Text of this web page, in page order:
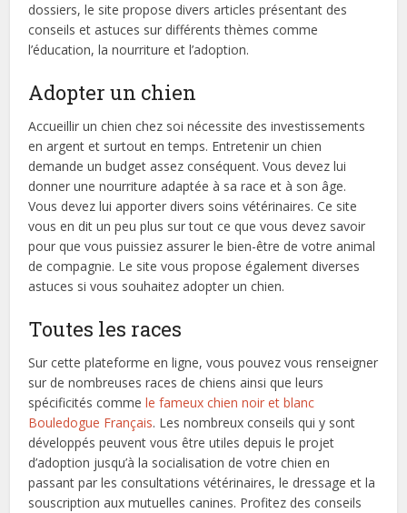
dossiers, le site propose divers articles présentant des
conseils et astuces sur différents thèmes comme
l’éducation, la nourriture et l’adoption.
Adopter un chien
Accueillir un chien chez soi nécessite des investissements
en argent et surtout en temps. Entretenir un chien
demande un budget assez conséquent. Vous devez lui
donner une nourriture adaptée à sa race et à son âge.
Vous devez lui apporter divers soins vétérinaires. Ce site
vous en dit un peu plus sur tout ce que vous devez savoir
pour que vous puissiez assurer le bien-être de votre animal
de compagnie. Le site vous propose également diverses
astuces si vous souhaitez adopter un chien.
Toutes les races
Sur cette plateforme en ligne, vous pouvez vous renseigner
sur de nombreuses races de chiens ainsi que leurs
spécificités commele fameux chien noir et blanc
Bouledogue Français. Les nombreux conseils qui y sont
développés peuvent vous être utiles depuis le projet
d’adoption jusqu’à la socialisation de votre chien en
passant par les consultations vétérinaires, le dressage et la
souscription aux mutuelles canines. Profitez des conseils